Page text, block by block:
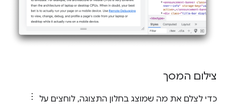
צילום המסך
כדי לצלם את מה שמוצג בחלון התצוגה, לוחצים על